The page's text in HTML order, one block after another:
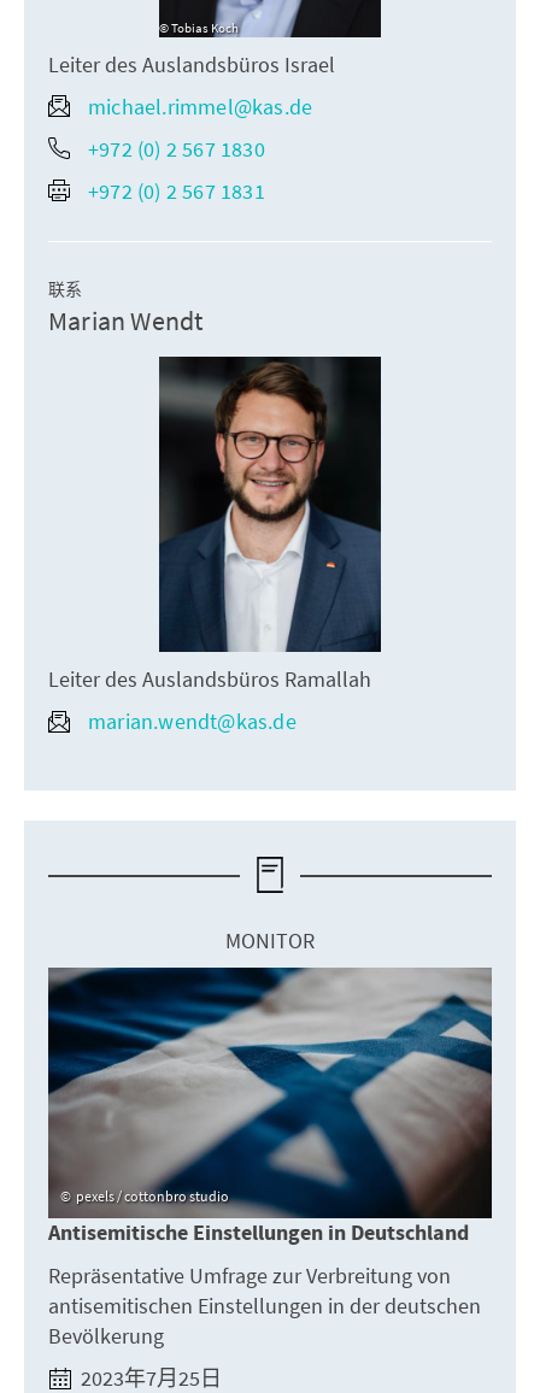
Tobias Koch
Leiter des Auslandsbüros Israel
michael.rimmel@kas.de
+972 (0) 2 567 1830
+972 (0) 2 567 1831
联系
Marian Wendt
Leiter des Auslandsbüros Ramallah
marian.wendt@kas.de
MONITOR
pexels / cottonbro studio
Antisemitische Einstellungen in Deutschland
Repräsentative Umfrage zur Verbreitung von
antisemitischen Einstellungen in der deutschen
Bevölkerung
2023年7月25日